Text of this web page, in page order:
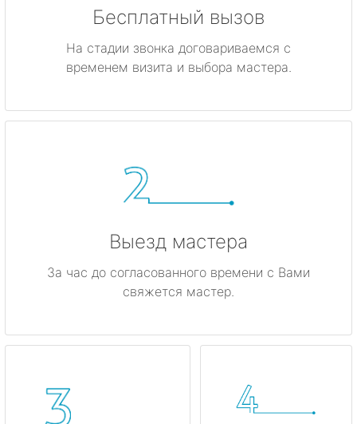
Бесплатный вызов
На стадии звонка договариваемся с
временем визита и выбора мастера.
Выезд мастера
За час до согласованного времени с Вами
свяжется мастер.